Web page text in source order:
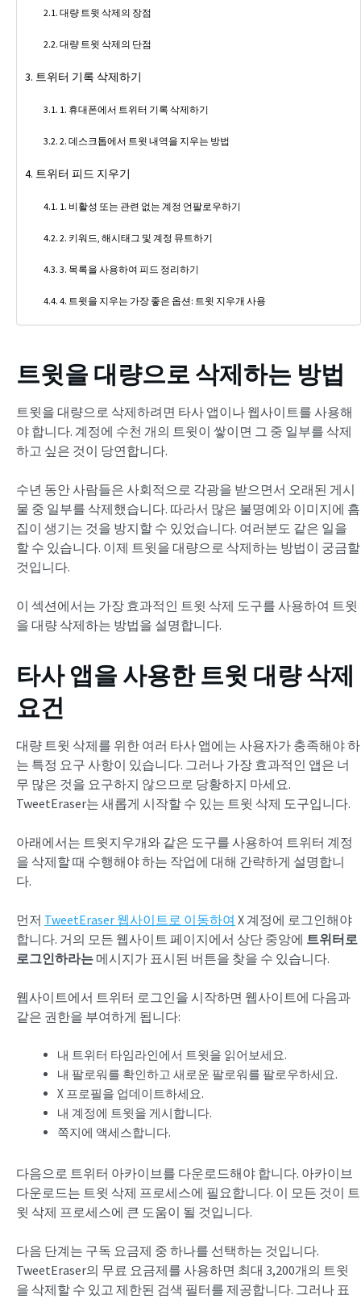
대량 트윗 삭제의 장점
대량 트윗 삭제의 단점
트위터 기록 삭제하기
1. 휴대폰에서 트위터 기록 삭제하기
2. 데스크톱에서 트윗 내역을 지우는 방법
트위터 피드 지우기
1. 비활성 또는 관련 없는 계정 언팔로우하기
2. 키워드, 해시태그 및 계정 뮤트하기
3. 목록을 사용하여 피드 정리하기
4. 트윗을 지우는 가장 좋은 옵션: 트윗 지우개 사용
트윗을 대량으로 삭제하는 방법
트윗을 대량으로 삭제하려면 타사 앱이나 웹사이트를 사용해
야 합니다. 계정에 수천 개의 트윗이 쌓이면 그 중 일부를 삭제
하고 싶은 것이 당연합니다.
수년 동안 사람들은 사회적으로 각광을 받으면서 오래된 게시
물 중 일부를 삭제했습니다. 따라서 많은 불명예와 이미지에 흠
집이 생기는 것을 방지할 수 있었습니다. 여러분도 같은 일을
할 수 있습니다. 이제 트윗을 대량으로 삭제하는 방법이 궁금할
것입니다.
이 섹션에서는 가장 효과적인 트윗 삭제 도구를 사용하여 트윗
을 대량 삭제하는 방법을 설명합니다.
타사 앱을 사용한 트윗 대량 삭제
요건
대량 트윗 삭제를 위한 여러 타사 앱에는 사용자가 충족해야 하
는 특정 요구 사항이 있습니다. 그러나 가장 효과적인 앱은 너
무 많은 것을 요구하지 않으므로 당황하지 마세요.
TweetEraser는 새롭게 시작할 수 있는 트윗 삭제 도구입니다.
아래에서는 트윗지우개와 같은 도구를 사용하여 트위터 계정
을 삭제할 때 수행해야 하는 작업에 대해 간략하게 설명합니
다.
먼저 TweetEraser 웹사이트로 이동하여 X 계정에 로그인해야
합니다. 거의 모든 웹사이트 페이지에서 상단 중앙에 트위터로
로그인하라는 메시지가 표시된 버튼을 찾을 수 있습니다.
웹사이트에서 트위터 로그인을 시작하면 웹사이트에 다음과
같은 권한을 부여하게 됩니다:
내 트위터 타임라인에서 트윗을 읽어보세요.
내 팔로워를 확인하고 새로운 팔로워를 팔로우하세요.
X 프로필을 업데이트하세요.
내 계정에 트윗을 게시합니다.
쪽지에 액세스합니다.
다음으로 트위터 아카이브를 다운로드해야 합니다. 아카이브
다운로드는 트윗 삭제 프로세스에 필요합니다. 이 모든 것이 트
윗 삭제 프로세스에 큰 도움이 될 것입니다.
다음 단계는 구독 요금제 중 하나를 선택하는 것입니다.
TweetEraser의 무료 요금제를 사용하면 최대 3,200개의 트윗
을 삭제할 수 있고 제한된 검색 필터를 제공합니다. 그러나 표